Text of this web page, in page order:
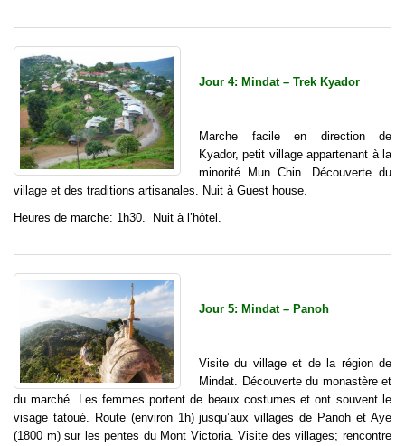
Jour 4: Mindat – Trek Kyador
Marche facile en direction de
Kyador, petit village appartenant à la
minorité Mun Chin. Découverte du
village et des traditions artisanales. Nuit à Guest house.
Heures de marche: 1h30. Nuit à l’hôtel.
Jour 5: Mindat – Panoh
Visite du village et de la région de
Mindat. Découverte du monastère et
du marché. Les femmes portent de beaux costumes et ont souvent le
visage tatoué. Route (environ 1h) jusqu’aux villages de Panoh et Aye
(1800 m) sur les pentes du Mont Victoria. Visite des villages; rencontre